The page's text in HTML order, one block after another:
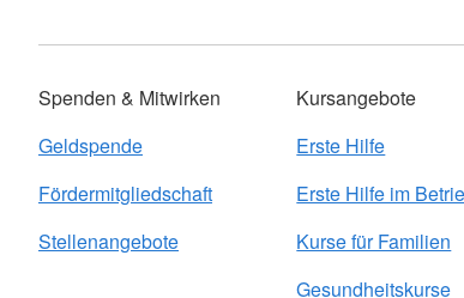
Spenden & Mitwirken
Geldspende
Fördermitgliedschaft
Stellenangebote
Kursangebote
Erste Hilfe
Erste Hilfe im
Kurse für Familien
Gesundheitskurse